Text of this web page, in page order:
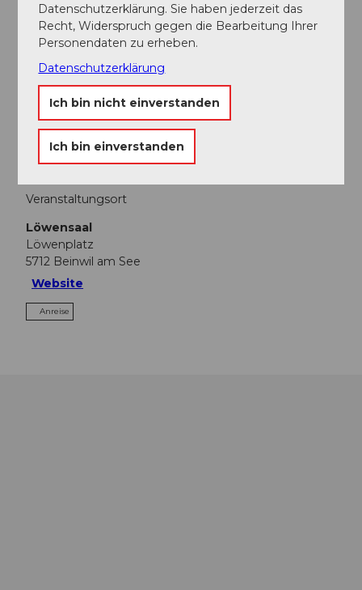
In der Nähe Auf der Karte anschauen
Veranstaltung
Veranstaltungsort
Löwensaal
Löwenplatz
5712 Beinwil am See
Website
Anreise
Datenschutzerklärung. Sie haben jederzeit das
Recht, Widerspruch gegen die Bearbeitung Ihrer
Personendaten zu erheben.
Datenschutzerklärung
Ich bin nicht einverstanden
Ich bin einverstanden